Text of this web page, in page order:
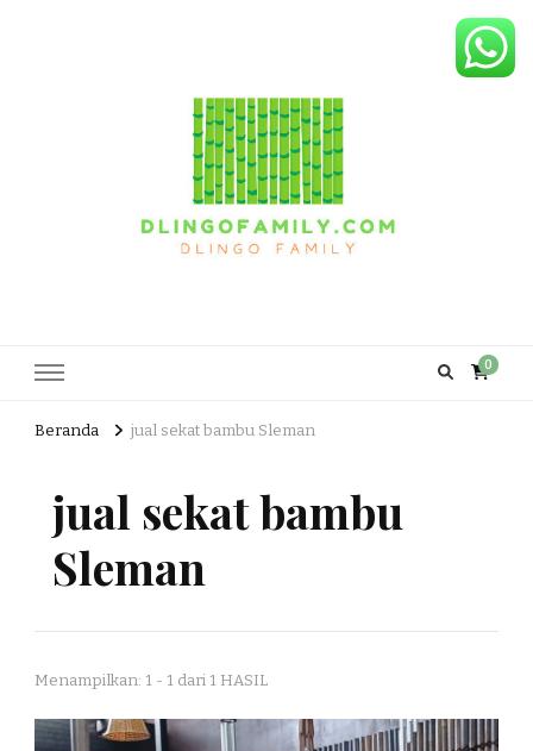
0
Beranda jual sekat bambu Sleman
jual sekat bambu
Sleman
Menampilkan: 1 - 1 dari 1 HASIL